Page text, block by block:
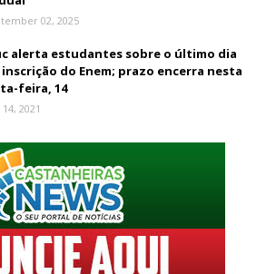
02, 2025
alerta estudantes sobre o último dia
do Enem; prazo encerra nesta
feira, 14
14, 2021